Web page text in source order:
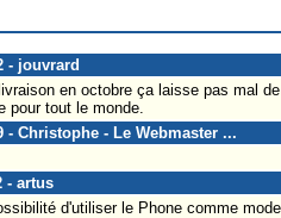
- jouvrard
en octobre ça laisse pas mal
pour tout le monde.
- Christophe - Le Webmaster ...
- artus
d'utiliser le Phone comme